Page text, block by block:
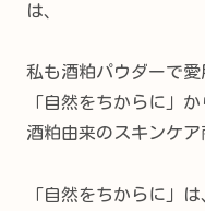
は、
私も酒粕パウダーで愛
「自然をちからに」
酒粕由来のスキンケ
「自然をちからに」は